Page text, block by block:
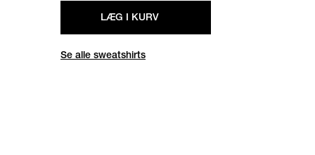
LÆG I KURV
Se alle sweatshirts